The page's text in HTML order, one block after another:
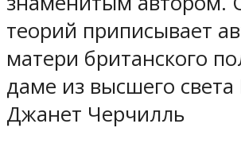
теорий приписывает
матери британского
даме из высшего
Джанет Черчилль